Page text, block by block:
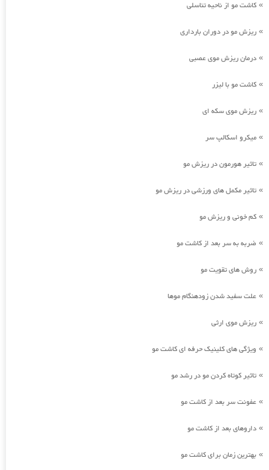
» کاشت مو از ناحیه تناسلی
» ریزش مو در دوران بارداری
» درمان ریزش موی عصبی
» کاشت مو با لیزر
» ریزش موی سکه ای
» میکرو اسکالپ سر
» تاثیر هورمون در ریزش مو
» تاثیر مکمل های ورزشی در ریزش مو
» کم خونی و ریزش مو
» ضربه به سر بعد از کاشت مو
» روش های تقویت مو
» علت سفید شدن زودهنگام موها
» ریزش موی ارثی
» ویژگی های کلینیک حرفه ای کاشت مو
» تاثیر کوتاه کردن مو در رشد مو
» عفونت سر بعد از کاشت مو
» داروهای بعد از کاشت مو
» بهترین زمان برای کاشت مو